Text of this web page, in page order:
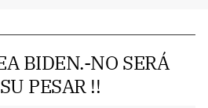
BIDEN.-NO SERÁ
PESAR !!